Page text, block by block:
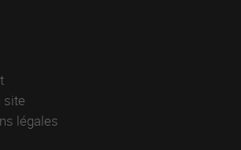
site
légales